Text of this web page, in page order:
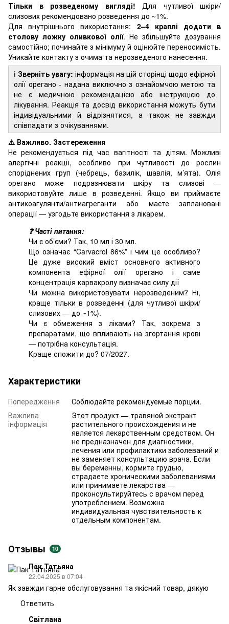
Тільки в розведеному вигляді! Для чутливої шкіри/
слизових рекомендовано розведення до ~1%.
Для внутрішнього використання: 2–4 краплі додати в
столову ложку оливкової олії. Не збільшуйте дозування
самостійно; починайте з мінімуму й оцінюйте переносимість.
Уникайте контакту з очима та нерозведеного нанесення.
ℹ️ Зверніть увагу: інформація на цій сторінці щодо ефірної
олії орегано - надана виключно з ознайомчою метою та
не є медичною рекомендацією або інструкцією до
лікування. Реакція та досвід використання можуть бути
індивідуальними й відрізнятися, а також не завжди
співпадати з очікуваннями.
⚠️ Важливо. Застереження
Не рекомендується під час вагітності та дітям. Можливі
алергічні реакції, особливо при чутливості до рослин
споріднених груп (чебрець, базилік, шавлія, м’ята). Олія
орегано може подразнювати шкіру та слизові —
використовуйте лише в розведенні. Якщо ви приймаєте
антикоагулянти/антиагреганти або маєте заплановані
операції — узгодьте використання з лікарем.
❓ Часті питання:
Чи є об’єми? Так, 10 мл і 30 мл.
Що означає “Carvacrol 86%” і чим це особливо?
Це дуже високий вміст основного активного
компонента ефірної олії орегано і саме
концентрація карвакролу визначає силу дії
Чи можна використовувати нерозведеним? Ні,
краще тільки в розведенні (для чутливої шкіри/
слизових — до ~1%).
Чи є обмеження з ліками? Так, зокрема з
препаратами, що впливають на згортання крові
— потрібна консультація.
Краще спожити до? 07/2027.
Характеристики
Попередження
Соблюдайте рекомендуемые порции.
Важлива
інформація
Этот продукт — травяной экстракт
растительного происхождения и не
является лекарственным средством. Он
не предназначен для диагностики,
лечения или профилактики заболеваний и
не заменяет консультацию врача. Если
вы беременны, кормите грудью,
страдаете хроническими заболеваниями
или принимаете лекарства —
проконсультируйтесь с врачом перед
употреблением. Возможна
индивидуальная чувствительность к
отдельным компонентам.
Отзывы 10
Пак Татьяна
22.04.2025 в 07:04
Як завжди гарне обслуговування та якісний товар, дякую
Ответить
Світлана